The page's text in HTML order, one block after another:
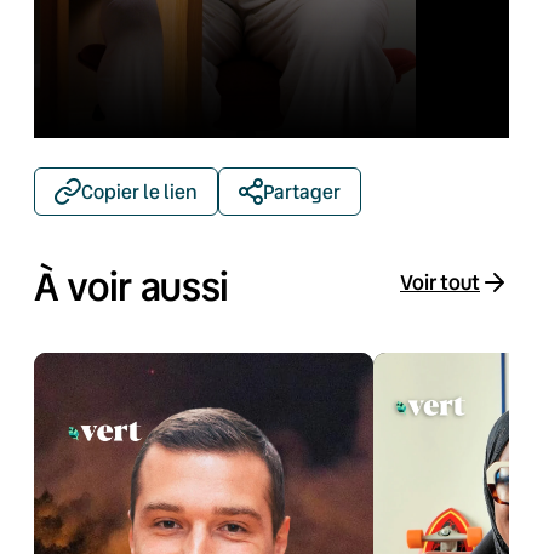
Copier le lien Partager
À voir aussi Voir tout